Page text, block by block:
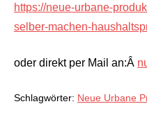
https://neue-urbane-
selber-machen-
oder direkt per Mail an:Â
Schlagwörter: Neue Urbane